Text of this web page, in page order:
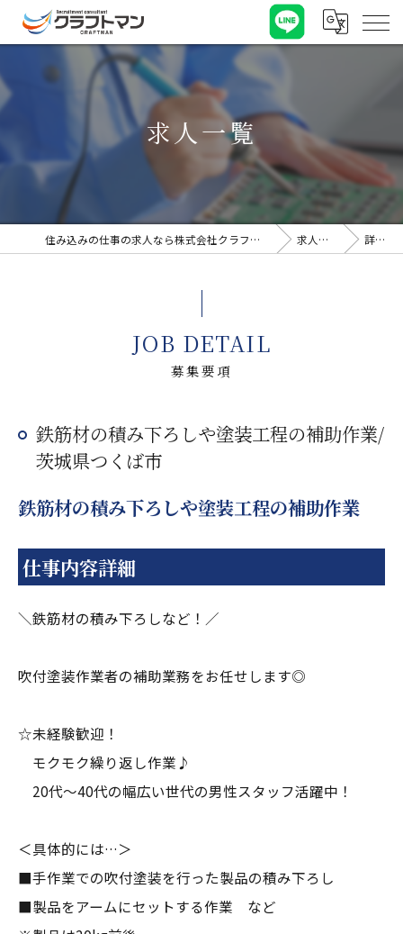
求人一覧
住み込みの仕事の求人なら株式会社クラフトマン 求人一覧 詳細
募集要項
JOB DETAIL
鉄筋材の積み下ろしや塗装工程の補助作業/
茨城県つくば市
鉄筋材の積み下ろしや塗装工程の補助作業
仕事内容詳細
＼鉄筋材の積み下ろしなど！／
吹付塗装作業者の補助業務をお任せします◎
☆未経験歓迎！
モクモク繰り返し作業♪
20代～40代の幅広い世代の男性スタッフ活躍中！
＜具体的には…＞
■手作業での吹付塗装を行った製品の積み下ろし
■製品をアームにセットする作業 など